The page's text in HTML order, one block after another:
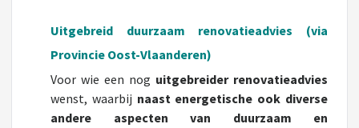
Uitgebreid duurzaam renovatieadvies (via
Provincie Oost-Vlaanderen)
Voor wie een nog uitgebreider renovatieadvies
wenst, waarbij naast energetische ook diverse
andere aspecten van duurzaam en